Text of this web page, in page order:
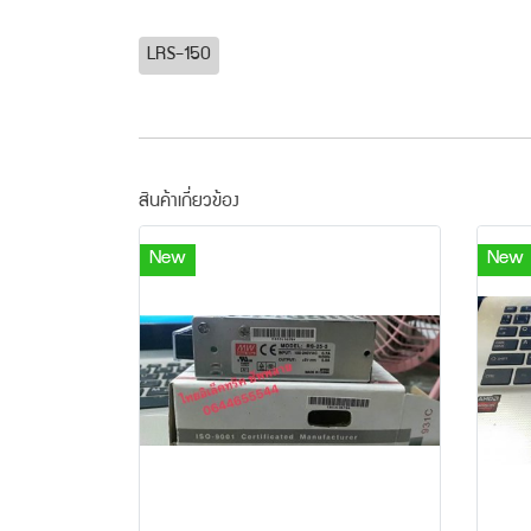
LRS-150
สินค้าเกี่ยวข้อง
New New